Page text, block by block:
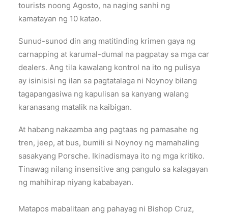
tourists noong Agosto, na naging sanhi ng
kamatayan ng 10 katao.
Sunud-sunod din ang matitinding krimen gaya ng
carnapping at karumal-dumal na pagpatay sa mga car
dealers. Ang tila kawalang kontrol na ito ng pulisya
ay isinisisi ng ilan sa pagtatalaga ni Noynoy bilang
tagapangasiwa ng kapulisan sa kanyang walang
karanasang matalik na kaibigan.
At habang nakaamba ang pagtaas ng pamasahe ng
tren, jeep, at bus, bumili si Noynoy ng mamahaling
sasakyang Porsche. Ikinadismaya ito ng mga kritiko.
Tinawag nilang insensitive ang pangulo sa kalagayan
ng mahihirap niyang kababayan.
Matapos mabalitaan ang pahayag ni Bishop Cruz,